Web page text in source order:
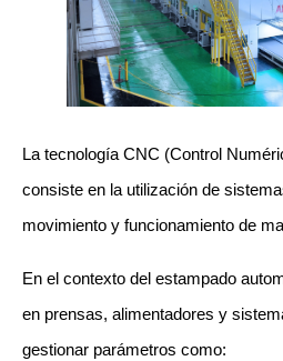
La tecnología CNC (Control
consiste en la utilización de
movimiento y funcionamiento de
En el contexto del estampado
en prensas, alimentadores y
gestionar parámetros como: